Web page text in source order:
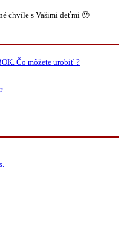
chvíle s Vašimi deťmi 🙂
Čo môžete urobiť ?